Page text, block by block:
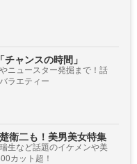
ャンスの時間」
ニュースター発掘まで！話
ラエティー
衛二も！美男美女特集
生など話題のイケメンや美
カット超！